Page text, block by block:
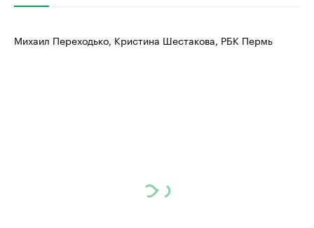
Михаил Переходько, Кристина Шестакова, РБК Пермь